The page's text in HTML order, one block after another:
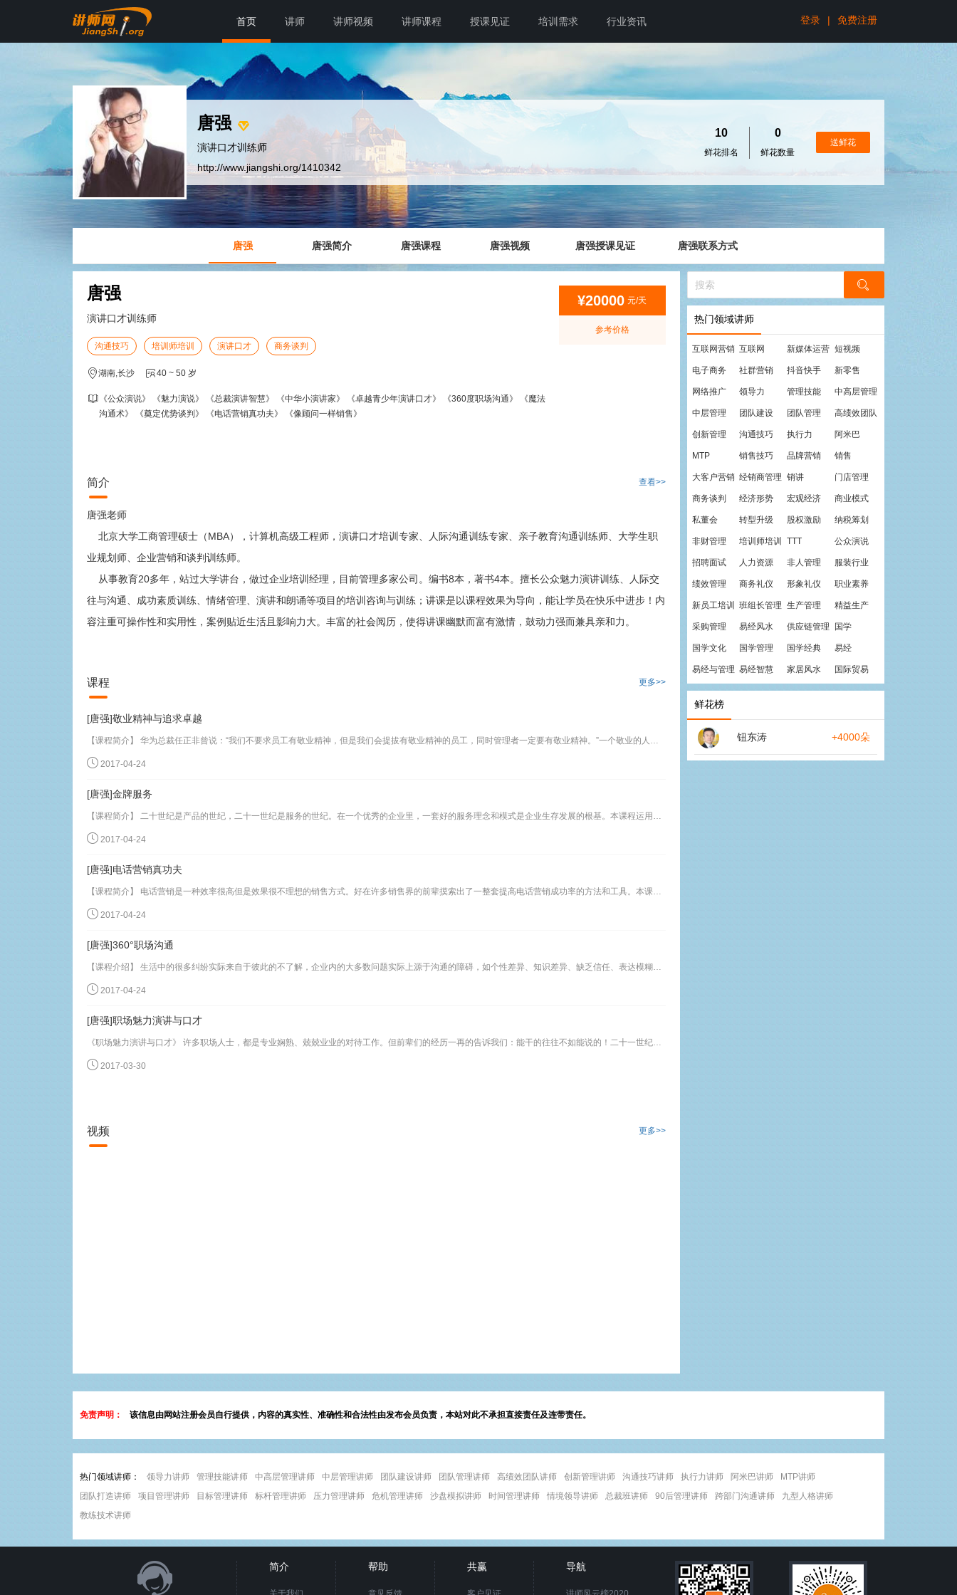
首页 讲师 讲师视频 讲师课程 授课见证 培训需求 行业资讯 登录 | 免费注册
唐强
演讲口才训练师
http://www.jiangshi.org/1410342
10
鲜花排名
0
鲜花数量
送鲜花
唐强 唐强简介 唐强课程 唐强视频 唐强授课见证 唐强联系方式
唐强
演讲口才训练师
沟通技巧 培训师培训 演讲口才 商务谈判
湖南,长沙 40 ~ 50 岁
《公众演说》 《魅力演说》 《总裁演讲智慧》 《中华小演讲家》 《卓越青少年演讲口才》 《360度职场沟通》 《魔法
沟通术》 《奠定优势谈判》 《电话营销真功夫》 《像顾问一样销售》
¥20000 元/天
参考价格
简介 查看>>
唐强老师
北京大学工商管理硕士（MBA），计算机高级工程师，演讲口才培训专家、人际沟通训练专家、亲子教育沟通训练师、大学生职
业规划师、企业营销和谈判训练师。
从事教育20多年，站过大学讲台，做过企业培训经理，目前管理多家公司。编书8本，著书4本。擅长公众魅力演讲训练、人际交
往与沟通、成功素质训练、情绪管理、演讲和朗诵等项目的培训咨询与训练；讲课是以课程效果为导向，能让学员在快乐中进步！内
容注重可操作性和实用性，案例贴近生活且影响力大。丰富的社会阅历，使得讲课幽默而富有激情，鼓动力强而兼具亲和力。
课程 更多>>
[唐强]敬业精神与追求卓越
【课程简介】 华为总裁任正非曾说：“我们不要求员工有敬业精神，但是我们会提拔有敬业精神的员工，同时管理者一定要有敬业精神。”一个敬业的人最大的受益者永远会是他自己。什么叫敬业精神？ 它包括哪些内容？ 怎样通过敬业尽快获得事业的成功？怎样让敬业为自己创造无限的财富？本课程为您详细解答。 【培训方式】 典型案例分析+感悟游戏+理念提炼。 【课程提纲】 第一部分 现代职场新思维 一、
2017-04-24
[唐强]金牌服务
【课程简介】 二十世纪是产品的世纪，二十一世纪是服务的世纪。在一个优秀的企业里，一套好的服务理念和模式是企业生存发展的根基。本课程运用众多鲜活的案例和观念，帮助您吸引顾客、满足顾客、感动顾客、甚至征服顾客。 【培训方式】 案例教学为主，穿插理念讲述、角色扮演、参与性游戏、视频资料播放等。 【课程提纲】 一、20世纪是产品的世纪，21世纪是服务的世纪 服务是直接的竞争手段 服务本身就是
2017-04-24
[唐强]电话营销真功夫
【课程简介】 电话营销是一种效率很高但是效果很不理想的销售方式。好在许多销售界的前辈摸索出了一整套提高电话营销成功率的方法和工具。本课程将为您详细解说。 【培训方式】 先进营销理论与实战技巧有机结合，极富前瞻性、实效性及操作性，互动、立体的教学模式，以学员提写的营销实战中遇到的问题作为案例进行讲解、剖析，立即可以学以致用，改善企业业绩。 【课程提纲】 一、电话的规划与准备 1、战
2017-04-24
[唐强]360°职场沟通
【课程介绍】 生活中的很多纠纷实际来自于彼此的不了解，企业内的大多数问题实际上源于沟通的障碍，如个性差异、知识差异、缺乏信任、表达模糊、心理素质等等。而每一次沟通的失误都伴随着执行力的缺失和工作质量的降低，几乎每一位管理者都曾为沟通的问题困恼过，都尝到过沟通不当的苦果。本课题向您揭示沟通成败的奥秘，让您沟通更顺畅，工作少烦恼！ 【培训方式】 案例教学为主，穿插理念讲述、角色扮演、参与性
2017-04-24
[唐强]职场魅力演讲与口才
《职场魅力演讲与口才》 许多职场人士，都是专业娴熟、兢兢业业的对待工作。但前辈们的经历一再的告诉我们：能干的往往不如能说的！二十一世纪的今天，一个只会干不会说，台下行、台上不行的职场人士面临着巨大的工作和生活的压力！ 本课程贴近职场生活实际，突出”系统、高效、实用”三原则，特别适合优秀但不出众、渴望成功但因为不善表现，被口头表达的瓶颈束缚的职场人士。本课程总共分为10个主题，采用体验式的训练：以
2017-03-30
视频 更多>>
热门领域讲师
互联网营销 互联网 新媒体运营 短视频
电子商务 社群营销 抖音快手 新零售
网络推广 领导力 管理技能 中高层管理
中层管理 团队建设 团队管理 高绩效团队
创新管理 沟通技巧 执行力 阿米巴
MTP 销售技巧 品牌营销 销售
大客户营销 经销商管理 销讲 门店管理
商务谈判 经济形势 宏观经济 商业模式
私董会 转型升级 股权激励 纳税筹划
非财管理 培训师培训 TTT 公众演说
招聘面试 人力资源 非人管理 服装行业
绩效管理 商务礼仪 形象礼仪 职业素养
新员工培训 班组长管理 生产管理 精益生产
采购管理 易经风水 供应链管理 国学
国学文化 国学管理 国学经典 易经
易经与管理 易经智慧 家居风水 国际贸易
鲜花榜
钮东涛 +4000朵
免责声明： 该信息由网站注册会员自行提供，内容的真实性、准确性和合法性由发布会员负责，本站对此不承担直接责任及连带责任。
热门领域讲师： 领导力讲师 管理技能讲师 中高层管理讲师 中层管理讲师 团队建设讲师 团队管理讲师 高绩效团队讲师 创新管理讲师 沟通技巧讲师 执行力讲师 阿米巴讲师
MTP讲师
团队打造讲师
项目管理讲师 目标管理讲师 标杆管理讲师 压力管理讲师 危机管理讲师 沙盘模拟讲师 时间管理讲师 情境领导讲师 总裁班讲师 90后管理讲师 跨部门沟通讲师
九型人格讲师
教练技术讲师
简介 帮助 共赢 导航